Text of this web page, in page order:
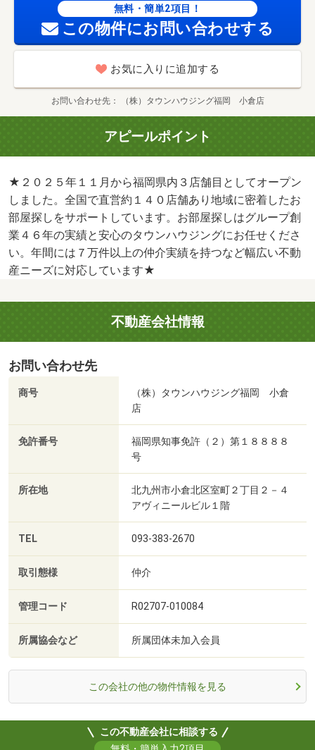
無料・簡単2項目！
この物件にお問い合わせする
お気に入りに追加する
お問い合わせ先 （株）タウンハウジング福岡 小倉店
アピールポイント
★２０２５年１１月から福岡県内３店舗目としてオープン
しました。全国で直営約１４０店舗あり地域に密着したお
部屋探しをサポートしています。お部屋探しはグループ創
業４６年の実績と安心のタウンハウジングにお任せくださ
い。年間には７万件以上の仲介実績を持つなど幅広い不動
産ニーズに対応しています★
不動産会社情報
お問い合わせ先
商号
（株）タウンハウジング福岡 小倉
店
免許番号
福岡県知事免許（２）第１８８８８
号
所在地
北九州市小倉北区室町２丁目２－４
アヴィニールビル１階
TEL 093-383-2670
取引態様 仲介
管理コード R02707-010084
所属協会など 所属団体未加入会員
この会社の他の物件情報を見る
この不動産会社に相談する